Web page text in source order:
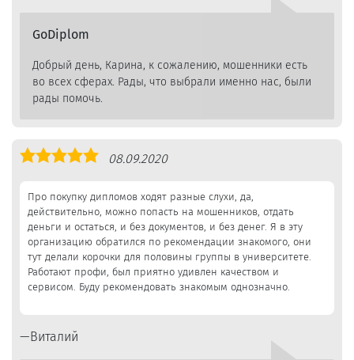
GoDiplom
Добрый день, Карина, к сожалению, мошенники есть
во всех сферах. Рады, что выбрали именно нас, были
рады помочь.
Оценка
08.09.2020
Про покупку дипломов ходят разные слухи, да,
действительно, можно попасть на мошенников, отдать
деньги и остаться, и без документов, и без денег. Я в эту
организацию обратился по рекомендации знакомого, они
тут делали корочки для половины группы в университете.
Работают профи, был приятно удивлен качеством и
сервисом. Буду рекомендовать знакомым однозначно.
Виталий